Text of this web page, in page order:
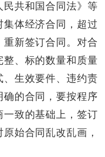
共和国合同法》等
体经济合同，超过
新签订合同。对合
整、标的数量和质量
生效要件、违约责
的合同，要按程序
致的基础上，签订
始合同乱改乱画，